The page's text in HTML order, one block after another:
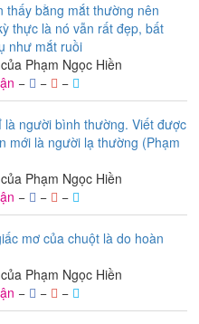
thấy bằng mắt thường nên
thực là nó vẫn rất đẹp, bất
như mắt ruồi
Phạm Ngọc Hiền
− − −
người bình thường. Viết được
mới là người lạ thường (Phạm
Phạm Ngọc Hiền
− − −
mơ của chuột là do hoàn
Phạm Ngọc Hiền
− − −